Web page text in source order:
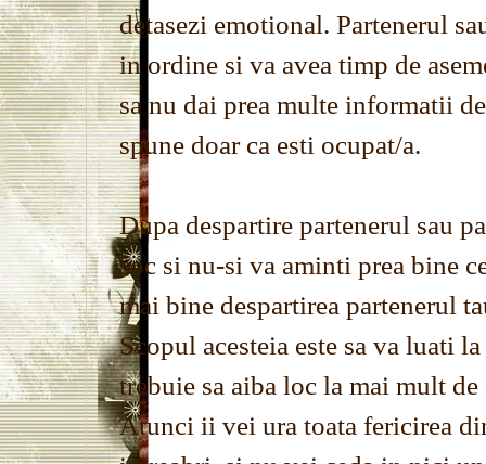
detasezi emotional. Partenerul
in ordine si va avea timp de
sa nu dai prea multe informatii
spune doar ca esti ocupat/a.
Dupa despartire partenerul sau
soc si nu-si va aminti prea bine
mai bine despartirea partenerul
Scopul acesteia este sa va luati
trebuie sa aiba loc la mai mult
Atunci ii vei ura toata fericirea